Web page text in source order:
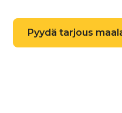
Pyydä tarjous